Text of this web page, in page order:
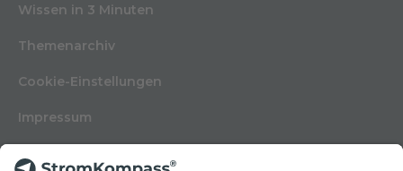
Wissen in 3 Minuten
Themenarchiv
Cookie-Einstellungen
Impressum